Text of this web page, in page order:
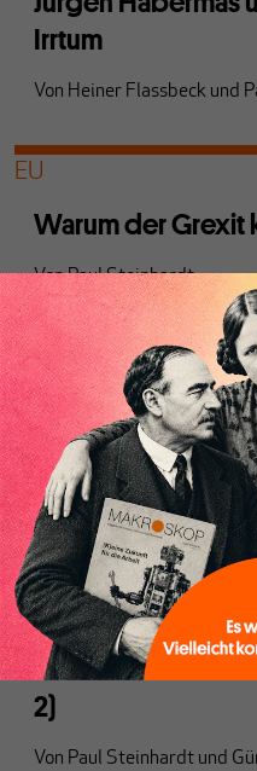
Irrtum
Von Heiner Flassbeck und
EU
Warum der Grexit
VonPaul Steinhardt
FINANZSYSTEM
Nachtrag zu
unverstandene
und Teil 2) vom 18.
VonPaul Steinhardtund
FINANZSYSTEM
Die
2)
Von Paul Steinhardt und